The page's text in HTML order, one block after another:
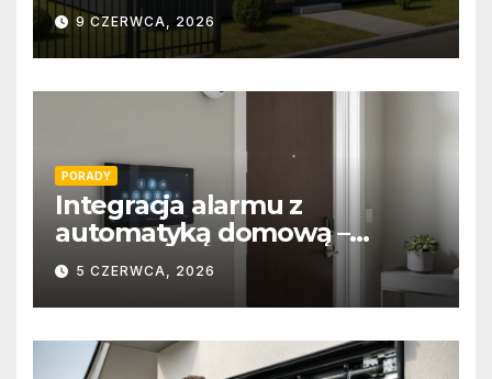
9 CZERWCA, 2026
PORADY
Integracja alarmu z
automatyką domową –
wygoda i bezpieczeństwo
5 CZERWCA, 2026